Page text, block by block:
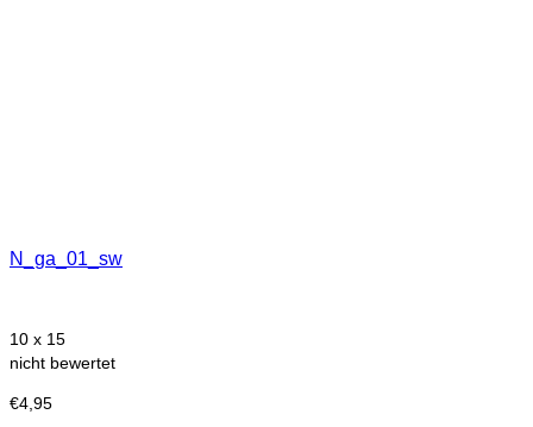
N_ga_01_sw
10 x 15
nicht bewertet
€4,95